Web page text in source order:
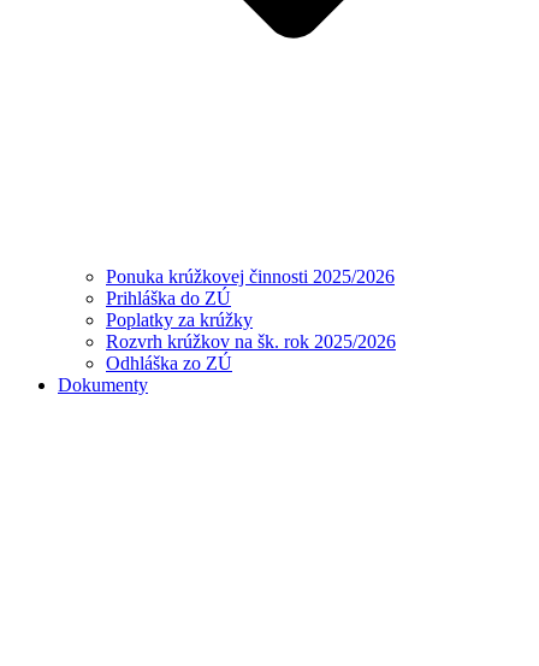
Ponuka krúžkovej činnosti 2025/2026
Prihláška do ZÚ
Poplatky za krúžky
Rozvrh krúžkov na šk. rok 2025/2026
Odhláška zo ZÚ
Dokumenty